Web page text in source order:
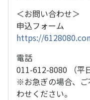
＜お問い合わせ＞
申込フォーム
https://
電話
011-612-8080 （平
※お急ぎの場合、
わせください。